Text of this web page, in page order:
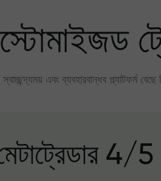
এবং ব্যবহারবান্ধব প্ল্যাটফর্ম
4/5